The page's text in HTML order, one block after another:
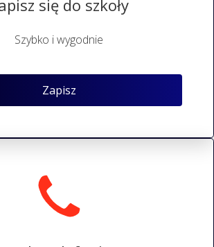
się do szkoły
Szybko i wygodnie
Zapisz